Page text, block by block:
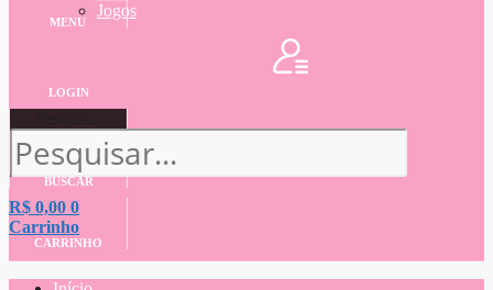
Jogos
MENU
LOGIN
BUSCAR
R$ 0,00 0
Carrinho
CARRINHO